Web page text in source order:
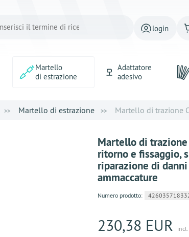
login
Martello
di estrazione
Adattatore
adesivo
Martello di estrazione Martello di trazione
Martello di trazione
ritorno e fissaggio,
riparazione di
ammaccature
Numero prodotto:
230,38 EUR